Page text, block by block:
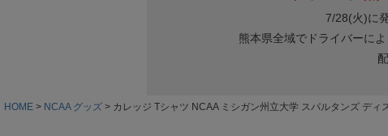
HOME NCAA グッズ カレッジ Tシャツ NCAA ミシガン州立大学 スパルタンズ デ